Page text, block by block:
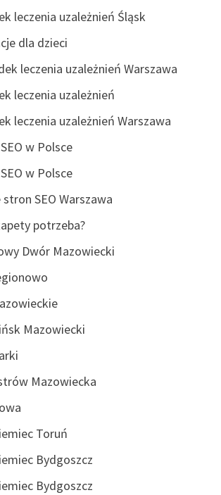
leczenia uzależnień Śląsk
dla dzieci
leczenia uzależnień Warszawa
leczenia uzależnień
leczenia uzależnień Warszawa
w Polsce
w Polsce
SEO Warszawa
potrzeba?
Dwór Mazowiecki
Mazowiecki
Mazowiecka
Toruń
Bydgoszcz
Bydgoszcz